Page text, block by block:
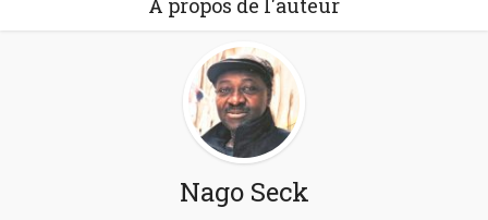
À propos de l'auteur
Nago Seck